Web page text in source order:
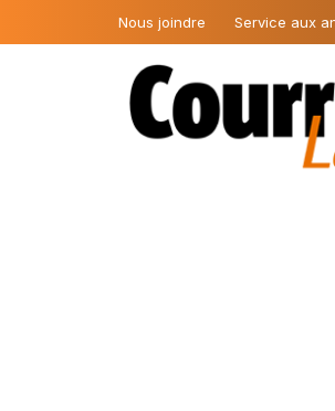
Nous joindre Service aux